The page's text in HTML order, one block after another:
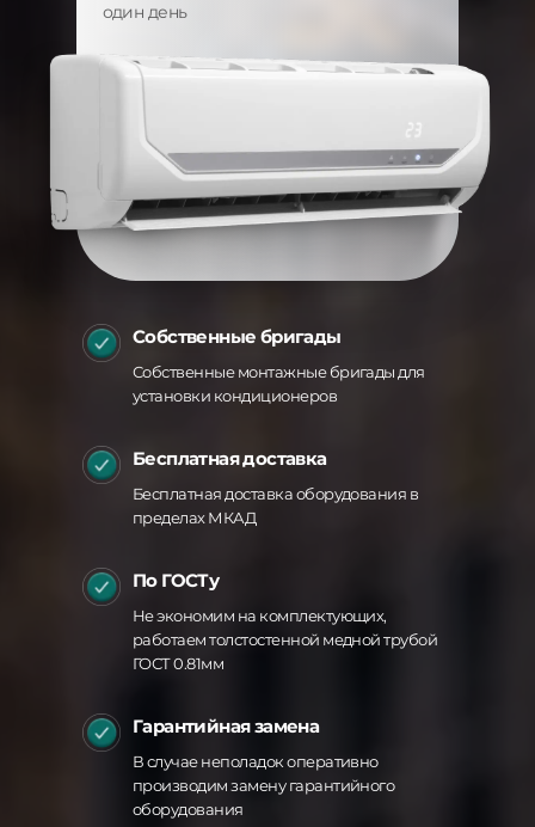
Cобственные бригады
Собственные монтажные бригады для
установки кондиционеров
Бесплатная доставка
Бесплатная доставка оборудования в
пределах МКАД
По ГОСТу
Не экономим на комплектующих,
работаем толстостенной медной трубой
ГОСТ 0.81мм
Гарантийная замена
В случае неполадок оперативно
производим замену гарантийного
оборудования
один день